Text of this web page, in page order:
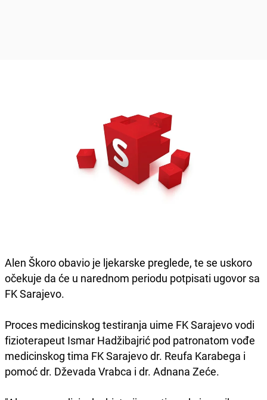
Alen Škoro obavio je ljekarske preglede, te se uskoro
očekuje da će u narednom periodu potpisati ugovor sa
FK Sarajevo.
Proces medicinskog testiranja uime FK Sarajevo vodi
fizioterapeut Ismar Hadžibajrić pod patronatom vođe
medicinskog tima FK Sarajevo dr. Reufa Karabega i
pomoć dr. Dževada Vrabca i dr. Adnana Zeće.